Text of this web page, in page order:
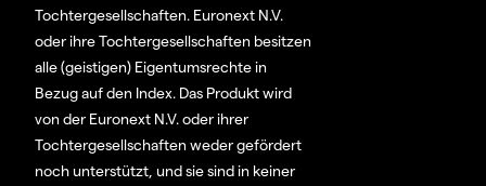
Tochtergesellschaften. Euronext N.V.
oder ihre Tochtergesellschaften besitzen
alle (geistigen) Eigentumsrechte in
Bezug auf den Index. Das Produkt wird
von der Euronext N.V. oder ihrer
Tochtergesellschaften weder gefördert
noch unterstützt, und sie sind in keiner